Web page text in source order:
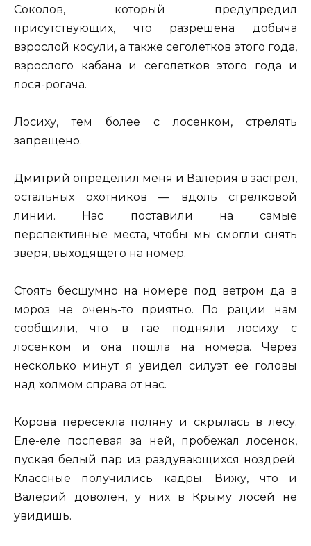
Соколов, который предупредил
присутствующих, что разрешена добыча
взрослой косули, а также сеголетков этого года,
взрослого кабана и сеголетков этого года и
лося-рогача.
Лосиху, тем более с лосенком, стрелять
запрещено.
Дмитрий определил меня и Валерия в застрел,
остальных охотников — вдоль стрелковой
линии. Нас поставили на самые
перспективные места, чтобы мы смогли снять
зверя, выходящего на номер.
Стоять бесшумно на номере под ветром да в
мороз не очень-то приятно. По рации нам
сообщили, что в гае подняли лосиху с
лосенком и она пошла на номера. Через
несколько минут я увидел силуэт ее головы
над холмом справа от нас.
Корова пересекла поляну и скрылась в лесу.
Еле-еле поспевая за ней, пробежал лосенок,
пуская белый пар из раздувающихся ноздрей.
Классные получились кадры. Вижу, что и
Валерий доволен, у них в Крыму лосей не
увидишь.